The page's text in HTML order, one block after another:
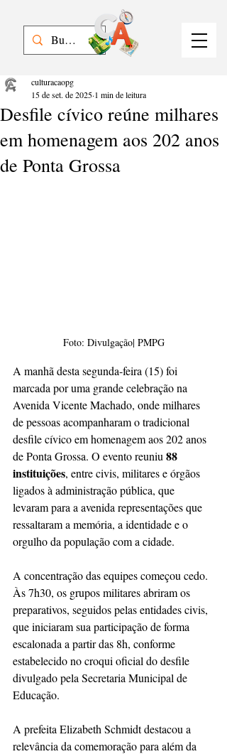
Desfile cívico reúne milhares
em homenagem aos 202 anos
de Ponta Grossa
culturacaopg
15 de set. de 2025 1 min de leitura
Foto: Divulgação| PMPG
A manhã desta segunda-feira (15) foi
marcada por uma grande celebração na
Avenida Vicente Machado, onde milhares
de pessoas acompanharam o tradicional
desfile cívico em homenagem aos 202 anos
de Ponta Grossa. O evento reuniu 88
instituições, entre civis, militares e órgãos
ligados à administração pública, que
levaram para a avenida representações que
ressaltaram a memória, a identidade e o
orgulho da população com a cidade.
A concentração das equipes começou cedo.
Às 7h30, os grupos militares abriram os
preparativos, seguidos pelas entidades civis,
que iniciaram sua participação de forma
escalonada a partir das 8h, conforme
estabelecido no croqui oficial do desfile
divulgado pela Secretaria Municipal de
Educação.
A prefeita Elizabeth Schmidt destacou a
relevância da comemoração para além da